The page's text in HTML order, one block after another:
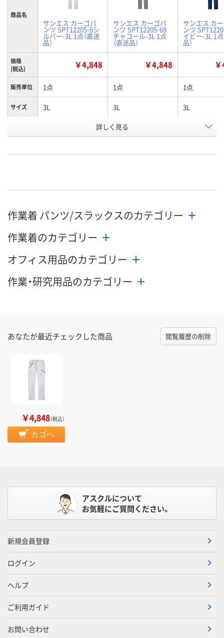
商品名
サンエス カーゴパ
ンツ SPT12205-6シ
ルバー-3L 1点（直送
品）
サンエス カーゴパ
ンツ SPT12205-69
チャコール-3L 1点
（直送品）
サンエス カ
ンツ
イビー-3L 1点
品）
価格
(税込)
￥4,848 ￥4,848
販売単位 1点 1点 1点
サイズ 3L 3L 3L
チャコール ネイビー
号
お届け日 8月25日（火）まで 8月25日（火）まで 8月25日（火）
数量
カゴへ
数量 数量
詳しく見る
作業着 パンツ/スラックスのカテゴリー
作業着のカテゴリー
オフィス用品のカテゴリー
作業・研究用品のカテゴリー
あなたが最近チェックした商品 閲覧履歴の削除
￥4,848（税込）
カゴへ
アスクルについて
お気軽にご質問ください。
新規会員登録
ログイン
ヘルプ
ご利用ガイド
お問い合わせ